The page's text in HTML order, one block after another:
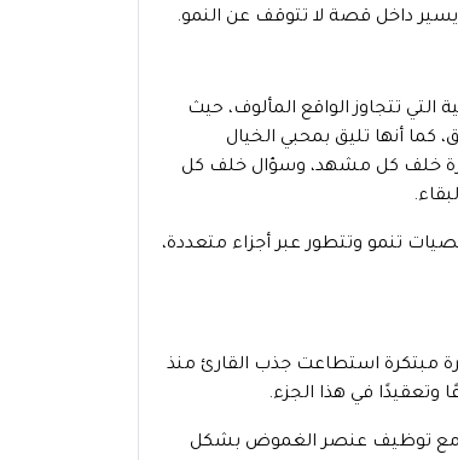
يسير داخل قصة لا تتوقف عن النمو.
التي تتجاوز الواقع المألوف، حيث
كما أنها تليق بمحبي الخيال
خلف كل مشهد، وسؤال خلف كل
تنمو وتتطور عبر أجزاء متعددة،
مبتكرة استطاعت جذب القارئ منذ
وتعقيدًا في هذا الجزء.
مع توظيف عنصر الغموض بشكل